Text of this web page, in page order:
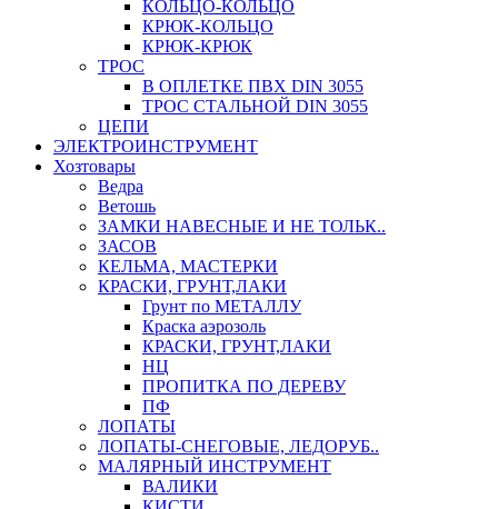
КОЛЬЦО-КОЛЬЦО
КРЮК-КОЛЬЦО
КРЮК-КРЮК
ТРОС
В ОПЛЕТКЕ ПВХ DIN 3055
ТРОС СТАЛЬНОЙ DIN 3055
ЦЕПИ
ЭЛЕКТРОИНСТРУМЕНТ
Хозтовары
Ведра
Ветошь
ЗАМКИ НАВЕСНЫЕ И НЕ ТОЛЬК..
ЗАСОВ
КЕЛЬМА, МАСТЕРКИ
КРАСКИ, ГРУНТ,ЛАКИ
Грунт по МЕТАЛЛУ
Краска аэрозоль
КРАСКИ, ГРУНТ,ЛАКИ
НЦ
ПРОПИТКА ПО ДЕРЕВУ
ПФ
ЛОПАТЫ
ЛОПАТЫ-СНЕГОВЫЕ, ЛЕДОРУБ..
МАЛЯРНЫЙ ИНСТРУМЕНТ
ВАЛИКИ